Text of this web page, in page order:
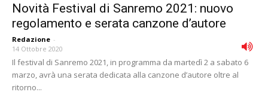
Novità Festival di Sanremo 2021: nuovo
regolamento e serata canzone d’autore
Redazione -
14 Ottobre 2020
Il festival di Sanremo 2021, in programma da martedì 2 a sabato 6
marzo, avrà una serata dedicata alla canzone d’autore oltre al
ritorno...